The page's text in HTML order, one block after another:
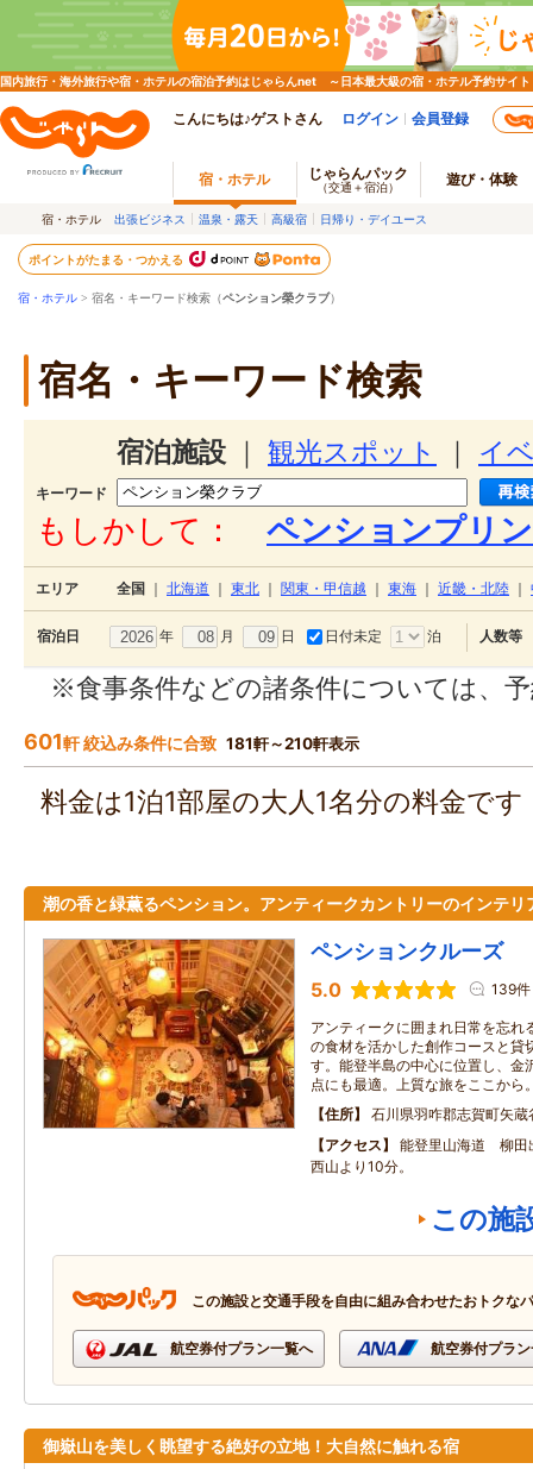
国内旅行・海外旅行や宿・ホテルの宿泊予約はじゃらんnet ～日本最大級の宿・ホテル予約サイト
こんにちは♪ゲストさん ログイン 会員登録
宿・ホテル じゃらんパック
（交通＋宿泊） 遊び・体験
宿・ホテル 出張ビジネス 温泉・露天 高級宿 日帰り・デイユース
ポイントがたまる・つかえる
宿・ホテル > 宿名・キーワード検索（ペンション榮クラブ）
宿名・キーワード検索
宿泊施設 観光スポット イ
キーワード
もしかして： ペンションプリ
エリア 全国 北海道 東北 関東・甲信越 東海 近畿・北陸
宿泊日 年 月 日 日付未定 泊 人数等
※食事条件などの諸条件については、
601軒 絞込み条件に合致 181軒～210軒表示
料金は1泊1部屋の大人1名分の料金で
潮の香と緑薫るペンション。アンティークカントリーのインテリ
ペンションクルーズ
5.0 139件
アンティークに囲まれ日常を忘れ
の食材を活かした創作コースと貸
す。能登半島の中心に位置し、金
点にも最適。上質な旅をここから
住所
石川県羽咋郡志賀町矢
アクセス
能登里山海道 柳田
西山より10分。
この施
この施設と交通手段を自由に組み合わせたおトクな
航空券付プラン一覧へ 航空券付プラ
御嶽山を美しく眺望する絶好の立地！大自然に触れる宿